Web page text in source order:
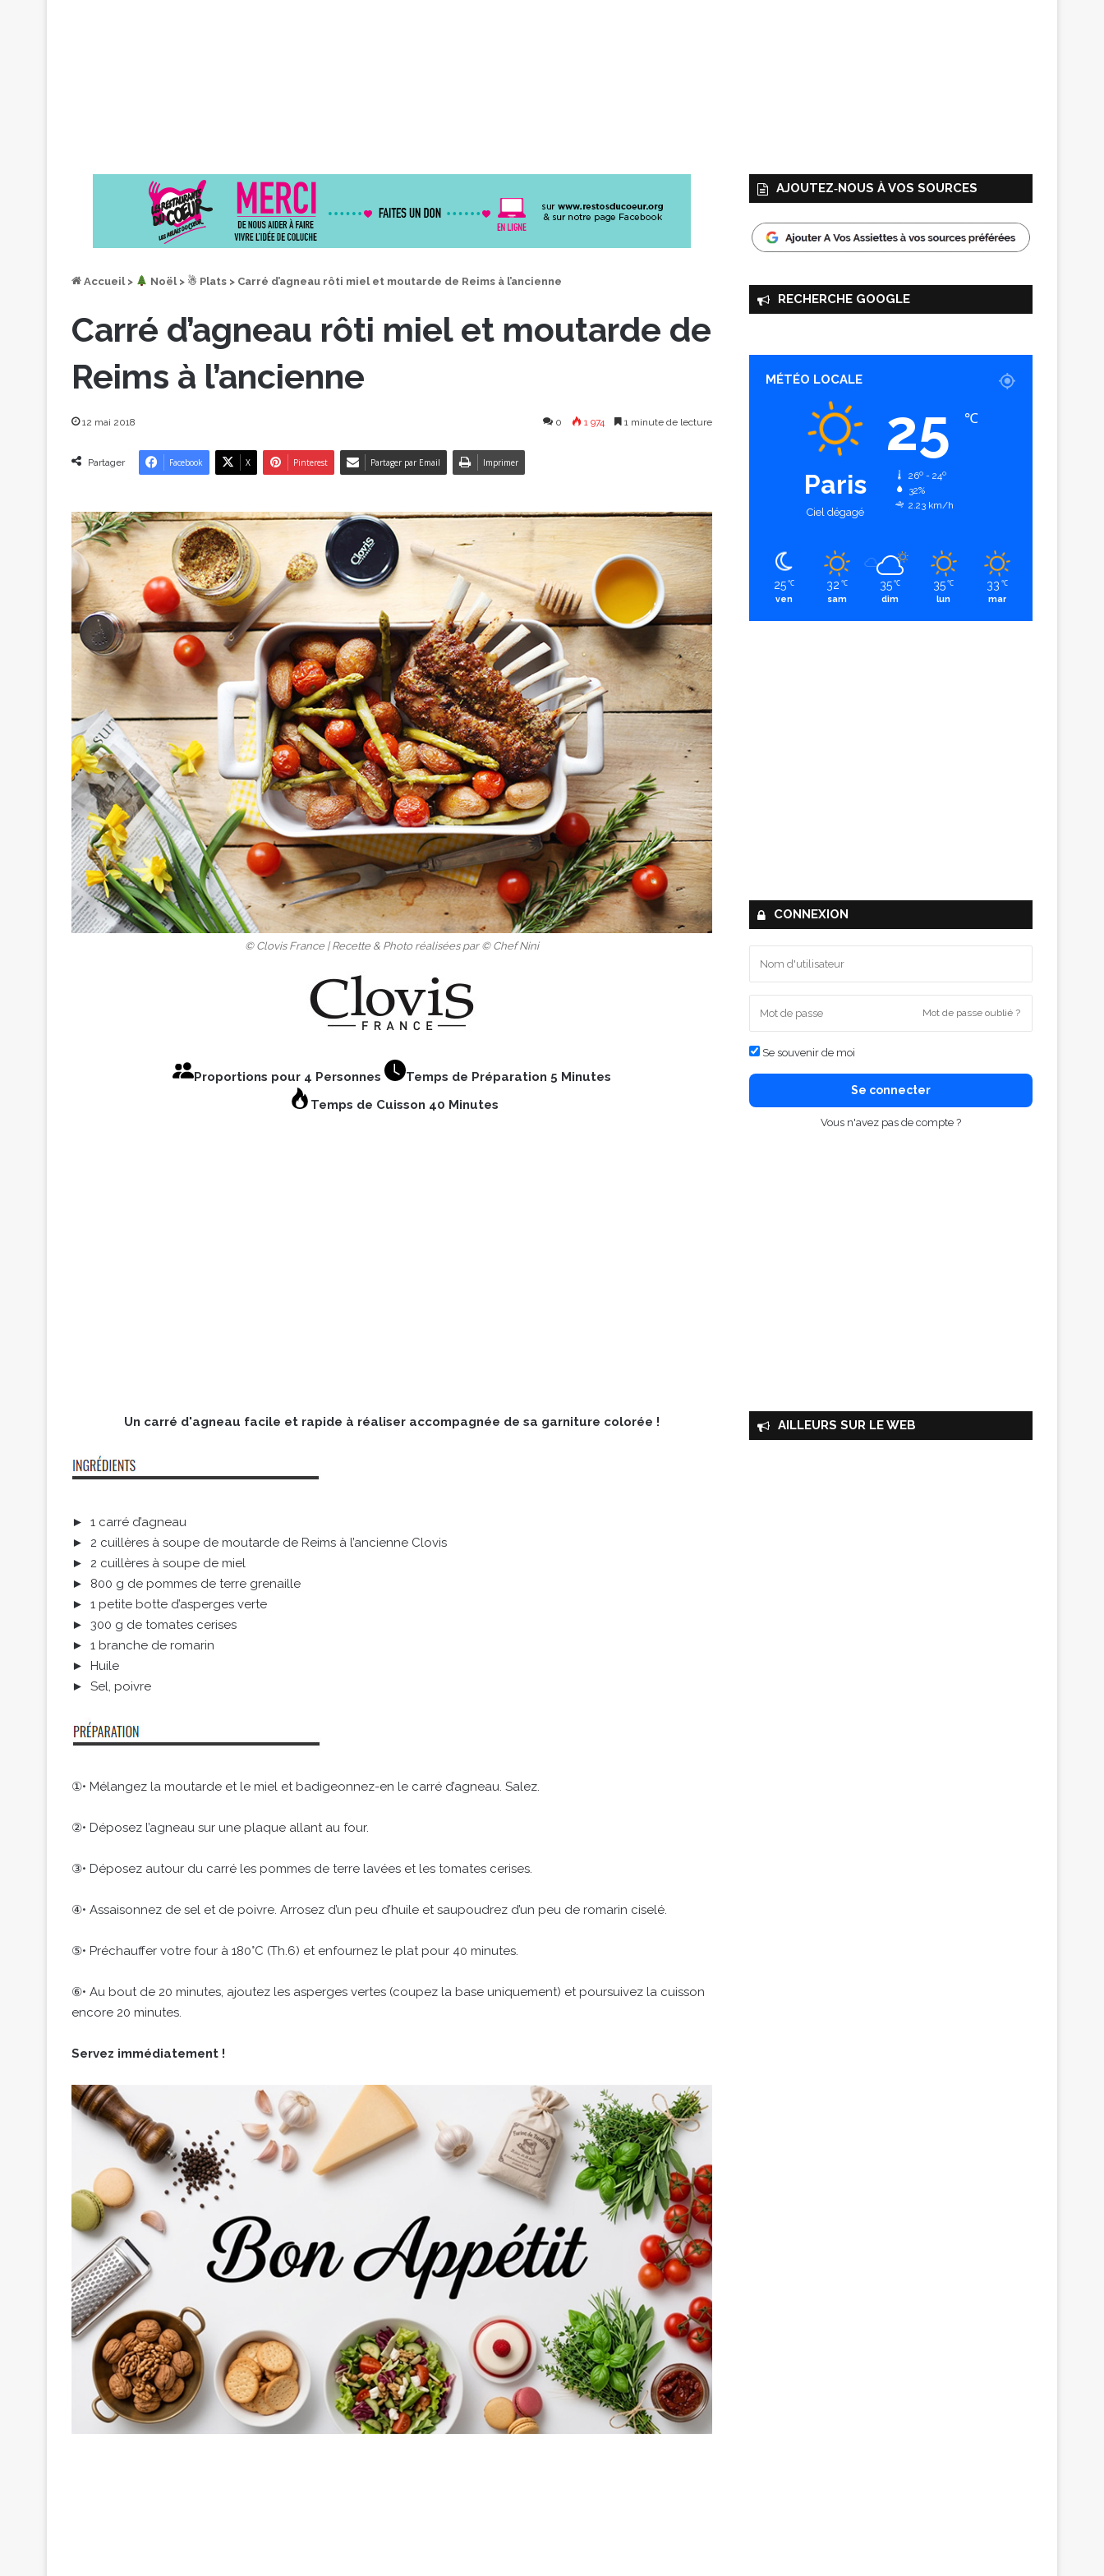
Accueil > ︎ Noël > ☃ Plats > Carré d’agneau rôti miel et moutarde de Reims à l’ancienne
Carré d’agneau rôti miel et moutarde de
Reims à l’ancienne
12 mai 2018 0 1 974 1 minute de lecture
Partager Facebook X Pinterest Partager par Email Imprimer
© Clovis France | Recette & Photo réalisées par © Chef Nini
Proportions pour 4 Personnes
Temps de Préparation 5 Minutes
Temps de Cuisson 40 Minutes
Un carré d'agneau facile et rapide à réaliser accompagnée de sa garniture colorée !
► 1 carré d’agneau
► 2 cuillères à soupe de moutarde de Reims à l’ancienne Clovis
► 2 cuillères à soupe de miel
► 800 g de pommes de terre grenaille
► 1 petite botte d’asperges verte
► 300 g de tomates cerises
► 1 branche de romarin
► Huile
► Sel, poivre
①• Mélangez la moutarde et le miel et badigeonnez-en le carré d’agneau. Salez.
②• Déposez l’agneau sur une plaque allant au four.
③• Déposez autour du carré les pommes de terre lavées et les tomates cerises.
④• Assaisonnez de sel et de poivre. Arrosez d’un peu d’huile et saupoudrez d’un peu de romarin ciselé.
⑤• Préchauffer votre four à 180°C (Th.6) et enfournez le plat pour 40 minutes.
⑥• Au bout de 20 minutes, ajoutez les asperges vertes (coupez la base uniquement) et poursuivez la cuisson
encore 20 minutes.
Servez immédiatement !
AJOUTEZ‑NOUS À VOS SOURCES
RECHERCHE GOOGLE
MÉTÉO LOCALE
Paris
Ciel dégagé
25 ℃
26º - 24º
32%
2.23 km/h
25 ℃
ven
32 ℃
sam
35 ℃
dim
35 ℃
lun
33 ℃
mar
CONNEXION
Mot de passe oublié ?
Se souvenir de moi
Se connecter
Vous n'avez pas de compte ?
AILLEURS SUR LE WEB